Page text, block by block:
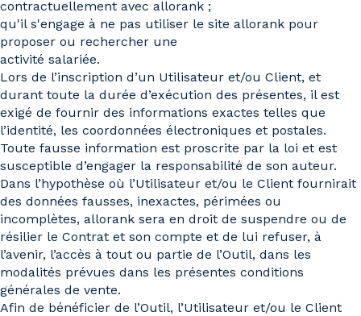
contractuellement avec allorank ;
qu'il s'engage à ne pas utiliser le site allorank pour
proposer ou rechercher une
activité salariée.
Lors de l’inscription d’un Utilisateur et/ou Client, et
durant toute la durée d’exécution des présentes, il est
exigé de fournir des informations exactes telles que
l’identité, les coordonnées électroniques et postales.
Toute fausse information est proscrite par la loi et est
susceptible d’engager la responsabilité de son auteur.
Dans l’hypothèse où l’Utilisateur et/ou le Client fournirait
des données fausses, inexactes, périmées ou
incomplètes, allorank sera en droit de suspendre ou de
résilier le Contrat et son compte et de lui refuser, à
l’avenir, l’accès à tout ou partie de l’Outil, dans les
modalités prévues dans les présentes conditions
générales de vente.
Afin de bénéficier de l’Outil, l’Utilisateur et/ou le Client